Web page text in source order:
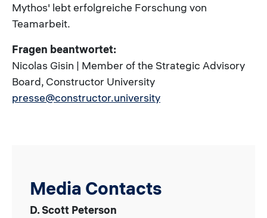
Mythos' lebt erfolgreiche Forschung von
Teamarbeit.
Fragen beantwortet:
Nicolas Gisin | Member of the Strategic Advisory
Board, Constructor University
presse@constructor.university
Media Contacts
D. Scott Peterson